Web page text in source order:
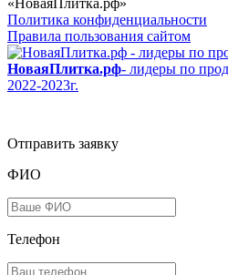
Политика конфиденциальности
Правила пользования сайтом
НоваяПлитка.рф- лидеры по
2022-2023г.
Отправить заявку
ФИО
Телефон